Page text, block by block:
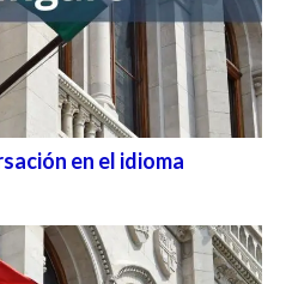
en el idioma